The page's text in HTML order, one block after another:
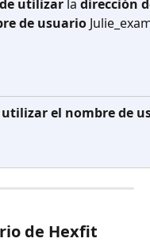
utilizar la dirección
de usuario
utilizar el nombre de
de Hexfit